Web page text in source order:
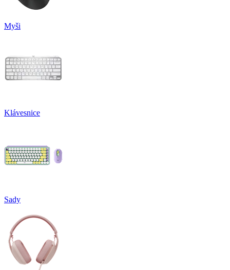
Myši
Klávesnice
Sady